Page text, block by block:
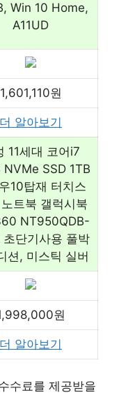
Win 10 Home,
A11UD
1,601,110원
더 알아보기
11세대 코어i7
NVMe SSD 1TB
10탑재 터치스
트북 갤럭시북
NT950QDB-
초단기사용 풀박
션, 미스틱 실버
원
더 알아보기
수료를 제공받을